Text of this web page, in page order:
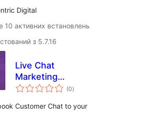
Digital
10 активних встановлень
з 5.7.16
Live Chat
Marketing
Automation (0загальний
рейтинг
)
Customer Chat to your